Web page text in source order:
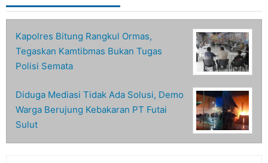
Kapolres Bitung Rangkul Ormas,
Tegaskan Kamtibmas Bukan Tugas
Polisi Semata
Diduga Mediasi Tidak Ada Solusi, Demo
Warga Berujung Kebakaran PT Futai
Sulut